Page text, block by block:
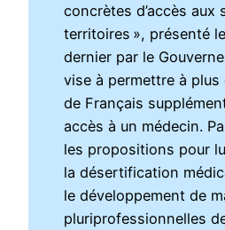
concrètes d’accès aux
territoires », présenté
dernier par le
vise à permettre à plus
de Français
accès à un médecin.
les propositions pour
la désertification
le développement de
pluriprofessionnelles